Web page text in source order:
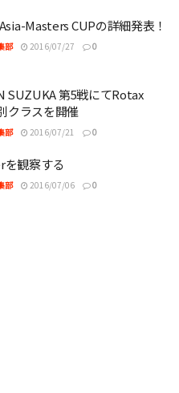
Masters CUPの詳細発表！
部 2016/07/27 0
SUZUKA 第5戦にてRotax
クラスを開催
部 2016/07/21 0
を観察する
部 2016/07/06 0